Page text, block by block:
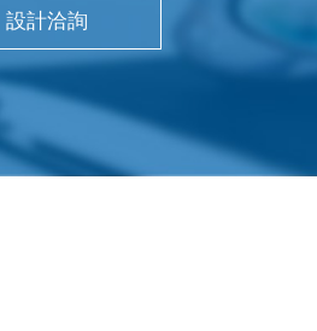
設計洽詢